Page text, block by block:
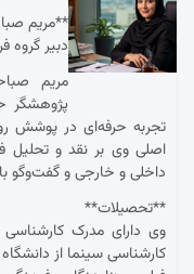
**مریم
دبیر گروه
مریم
پژوهشگر
تجربه حرفه‌ای در پوشش
اصلی وی بر نقد و تحلیل
داخلی و خارجی و گفت‌وگو
**تحصیلات**
وی دارای مدرک
کارشناسی سینما از